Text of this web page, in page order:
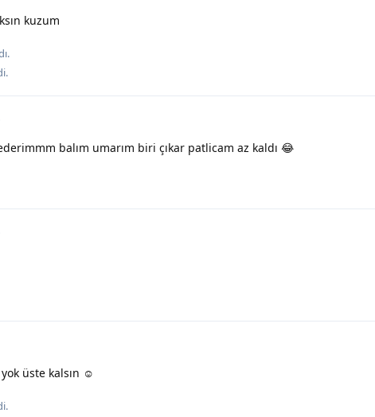
kuzum
.
balım umarım biri çıkar patlicam az kaldı 😂
üste kalsın ☺️
.